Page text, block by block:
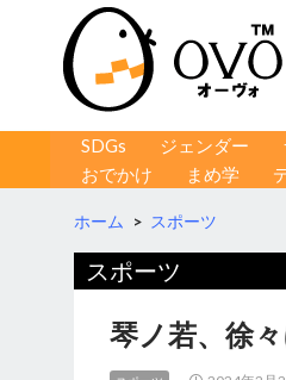
コンテンツへ移動
SDGs ジェンダー
おでかけ
まめ学
ホーム > スポーツ
スポーツ
琴ノ若、徐